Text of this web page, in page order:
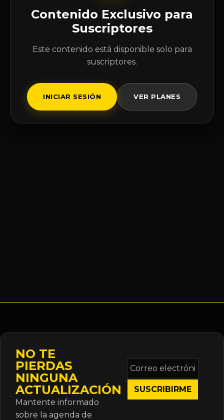
Contenido Exclusivo para
Suscriptores
Este contenido está disponible solo para
suscriptores.
INICIAR SESIÓN VER PLANES
NO TE
PIERDAS
NINGUNA
ACTUALIZACIÓN
Mantente informado
sobre la agenda de
Correo
electrónico
*